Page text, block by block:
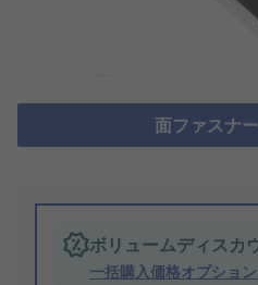
面ファスナ
ボリュームディスカ
一括購入価格オプショ